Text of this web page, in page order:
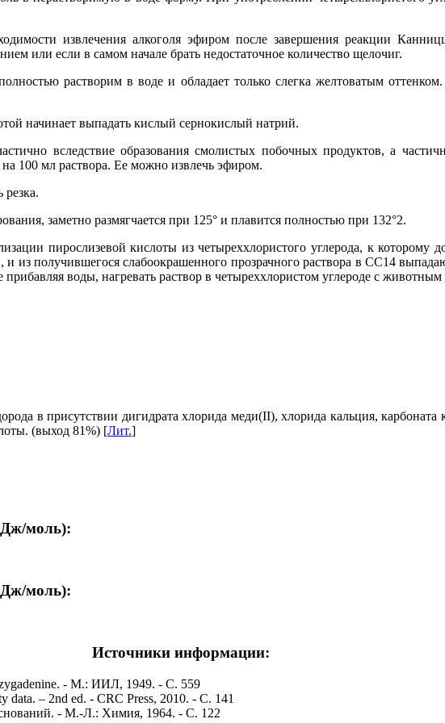
извлечения алкоголя эфиром после завершения реакции
или если в самом начале брать недостаточное количество щелочиг.
растворим в воде и обладает только слегка желтоватым
начинает выпадать кислый сернокислый натрий.
вследствие образования смолистых побочных продуктов, а
100 мл раствора. Ее можно извлечь эфиром.
заметно размягчается при 125° и плавится полностью при 132°2.
пирослизевой кислоты из четыреххлористого углерода, к которому
из получившегося слабоокрашенного прозрачного раствора в СС14
воды, нагревать раствор в четыреххлористом углероде с
в присутствии дигидрата хлорида меди(II), хлорида кальция,
(выход 81%) [Лит.]
моль):
моль):
Источники информации:
zygadenine. - М.: ИИЛ, 1949. - С. 559
data. – 2nd ed. - CRC Press, 2010. - С. 141
- М.-Л.: Химия, 1964. - С. 122